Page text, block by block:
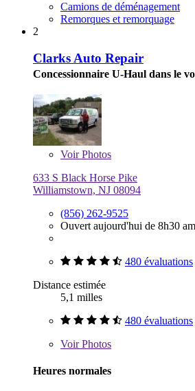
Camions de déménagement
Remorques et remorquage
2
Clarks Auto Repair
Concessionnaire U-Haul dans le
VoirPhotos
633 S Black Horse Pike
Williamstown, NJ 08094
(856) 262-9525
Ouvert aujourd'hui de 8h30
480 évaluations
Distance estimée
5,1 milles
480 évaluations
VoirPhotos
Heures normales